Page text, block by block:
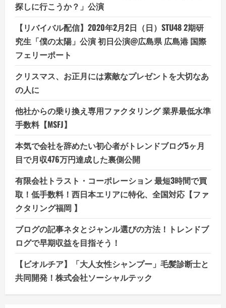
探しに行こうか？」公演
【リバイバル配信】2020年2月2日（日）STU48 2期研
究生「僕の太陽」公演 初日公演@広島県 広島港 国際
フェリーポート
クリスマス、お正月には素敵なプレゼントを大切なあ
の人に
他社からの乗り換え専用ファクタリング 業界最低水準
手数料【MSFJ】
本気で会社を辞めたい初心者がトレンドブログ5ヶ月
目で月収476万円達成した裏側公開
有限会社トラスト・コーポレーション 最短3時間で買
取！低手数料！西日本エリアに特化、全国対応【ファ
クタリング福岡 】
ブログの記事ネタとジャンル選びの方法！トレンドブ
ログで早期収益を目指そう！
【ビオルチア】「大人女性シャンプー」毛髪診断士と
共同開発！株式会社ソーシャルテック